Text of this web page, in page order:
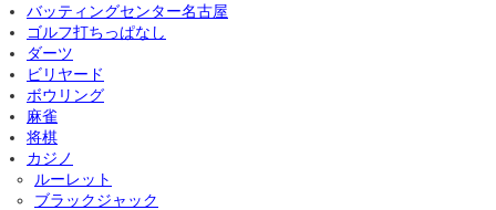
バッティングセンター名古屋
ゴルフ打ちっぱなし
ダーツ
ビリヤード
ボウリング
麻雀
将棋
カジノ
ルーレット
ブラックジャック